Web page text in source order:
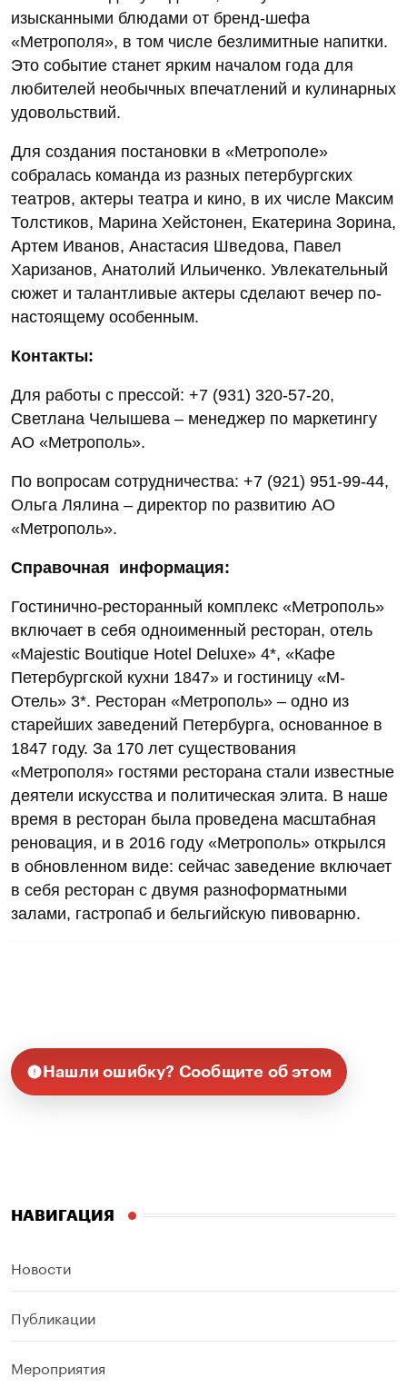
изысканными блюдами от бренд-шефа
«Метрополя», в том числе безлимитные напитки.
Это событие станет ярким началом года для
любителей необычных впечатлений и кулинарных
удовольствий.
Для создания постановки в «Метрополе»
собралась команда из разных петербургских
театров, актеры театра и кино, в их числе Максим
Толстиков, Марина Хейстонен, Екатерина Зорина,
Артем Иванов, Анастасия Шведова, Павел
Харизанов, Анатолий Ильиченко. Увлекательный
сюжет и талантливые актеры сделают вечер по-
настоящему особенным.
Контакты:
Для работы с прессой: +7 (931) 320-57-20,
Светлана Челышева – менеджер по маркетингу
АО «Метрополь».
По вопросам сотрудничества: +7 (921) 951-99-44,
Ольга Лялина – директор по развитию АО
«Метрополь».
Справочная информация:
Гостинично-ресторанный комплекс «Метрополь»
включает в себя одноименный ресторан, отель
«Majestic Boutique Hotel Deluxe» 4*, «Кафе
Петербургской кухни 1847» и гостиницу «М-
Отель» 3*. Ресторан «Метрополь» – одно из
старейших заведений Петербурга, основанное в
1847 году. За 170 лет существования
«Метрополя» гостями ресторана стали известные
деятели искусства и политическая элита. В наше
время в ресторан была проведена масштабная
реновация, и в 2016 году «Метрополь» открылся
в обновленном виде: сейчас заведение включает
в себя ресторан с двумя разноформатными
залами, гастропаб и бельгийскую пивоварню.
Нашли ошибку? Сообщите об этом
НАВИГАЦИЯ
Новости
Публикации
Мероприятия